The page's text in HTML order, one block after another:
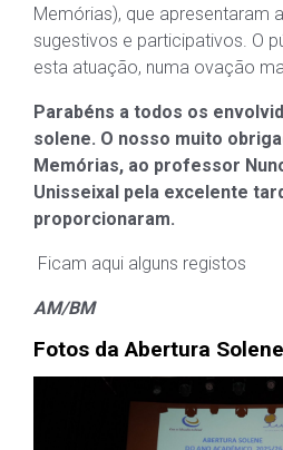
Memórias), que apresentaram
sugestivos e participativos. O
esta atuação, numa ovação
Parabéns a todos os
solene. O nosso muito
Memórias, ao professor
Unisseixal pela excelente
proporcionaram.
Ficam aqui alguns registos
AM/BM
Fotos da Abertura Solene